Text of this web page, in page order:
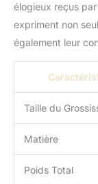
élogieux reçus
expriment non
également leur
Taille du
Matière
Poids Total